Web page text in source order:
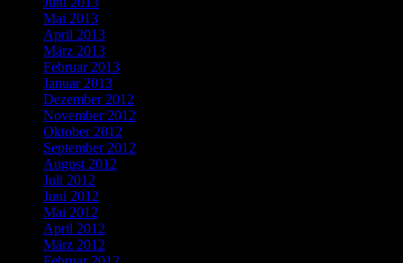
Mai 2013
April 2013
März 2013
Februar 2013
Januar 2013
Dezember 2012
November 2012
Oktober 2012
September 2012
August 2012
Juli 2012
Juni 2012
Mai 2012
April 2012
März 2012